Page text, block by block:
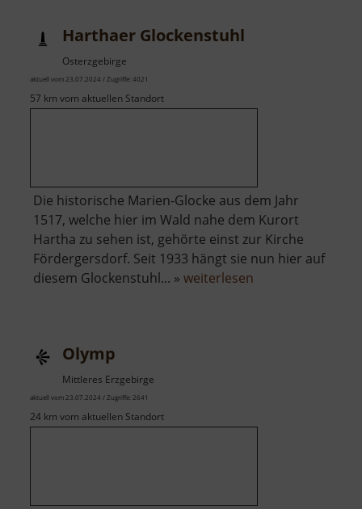
Harthaer Glockenstuhl
Osterzgebirge
aktuell vom 23.07.2024 / Zugriffe: 4021
57 km vom aktuellen Standort
Die historische Marien-Glocke aus dem Jahr
1517, welche hier im Wald nahe dem Kurort
Hartha zu sehen ist, gehörte einst zur Kirche
Fördergersdorf. Seit 1933 hängt sie nun hier auf
diesem Glockenstuhl... » weiterlesen
Olymp
Mittleres Erzgebirge
aktuell vom 23.07.2024 / Zugriffe: 2641
24 km vom aktuellen Standort